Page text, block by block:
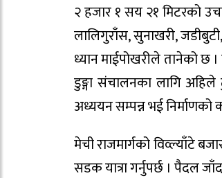
२ हजार १ सय २१ मिटरको
लालिगुराँस, सुनाखरी,
ध्यान माईपोखरीले तानेको छ
डुङ्गा संचालनका लागि अहिले
अध्ययन सम्पन्न भई
मेची राजमार्गको विव्ल्याँटे
सडक यात्रा गर्नुपर्छ । पैदल